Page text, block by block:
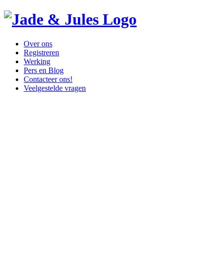
Over ons
Registreren
Werking
Pers en Blog
Contacteer ons!
Veelgestelde vragen